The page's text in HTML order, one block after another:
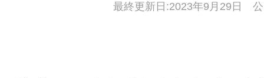
最終更新日:2023年9月29日